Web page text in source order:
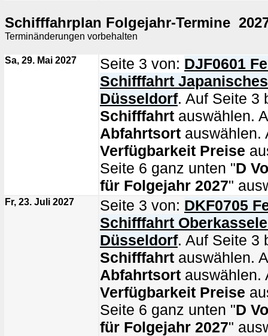
Schifffahrplan Folgejahr-Termine
Terminänderungen vorbehalten
Sa, 29. Mai 2027 Seite 3 von: DJF0601
Schifffahrt
Düsseldorf. Auf Seite 3
Schifffahrt auswählen.
Abfahrtsort auswählen.
Verfügbarkeit Preise
Seite 6 ganz unten "D
für Folgejahr 2027"
Fr, 23. Juli 2027 Seite 3 von: DKF0705
Schifffahrt
Düsseldorf. Auf Seite 3
Schifffahrt auswählen.
Abfahrtsort auswählen.
Verfügbarkeit Preise
Seite 6 ganz unten "D
für Folgejahr 2027"